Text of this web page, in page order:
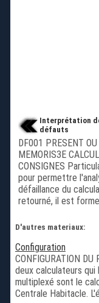
Interprétation
défauts
DF001 PRESENT OU
MEMORIS3E
CONSIGNES
pour permettre
défaillance du
retourné, il est
D'autres materiaux:
Configuration
CONFIGURATION
deux calculateurs
multiplexé sont le
Centrale Habitacle.